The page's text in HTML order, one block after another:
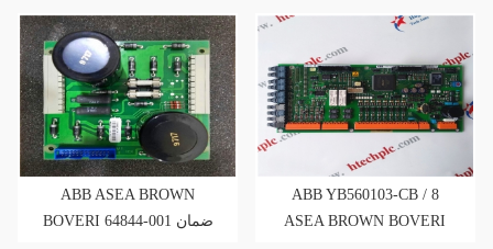
ABB ASEA BROWN
BOVERI 64844-001 ضمان
ABB YB560103-CB / 8
ASEA BROWN BOVERI